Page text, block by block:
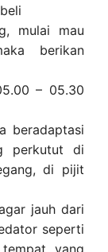
mulai mau
berikan
– 05.30
beradaptasi
perkutut di
di pijit
jauh dari
seperti